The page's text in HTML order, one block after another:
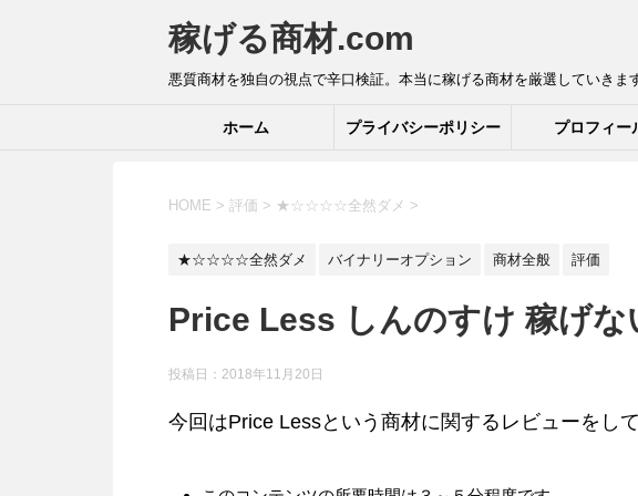
稼げる商材.com
悪質商材を独自の視点で辛口検証。本当に稼げる商材を厳選していきま
ホーム プライバシーポリシー プロフィー
HOME > 評価 > ★☆☆☆☆全然ダメ >
★☆☆☆☆全然ダメ バイナリーオプション 商材全般 評価
Price Less しんのすけ 稼げな
投稿日：2018年11月20日
今回はPrice Lessという商材に関するレビューをして